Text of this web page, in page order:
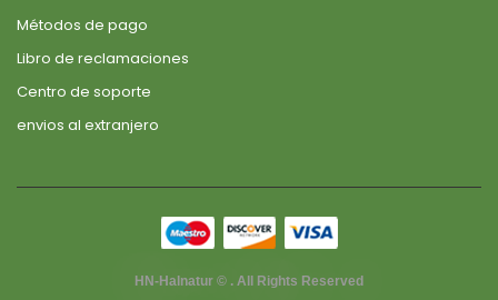
Métodos de pago
Libro de reclamaciones
Centro de soporte
envios al extranjero
HN-Halnatur © . All Rights Reserved